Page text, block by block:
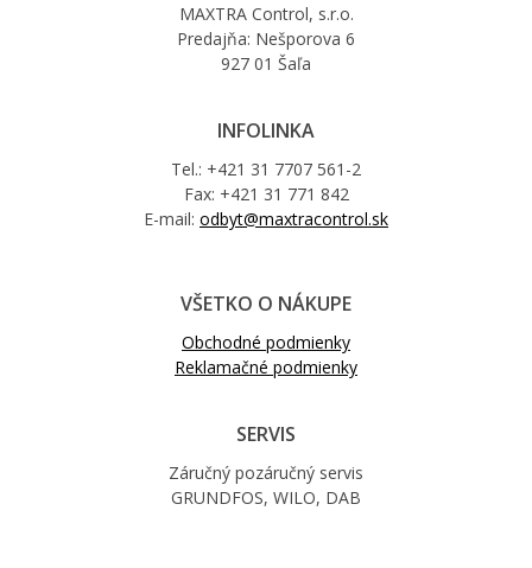
MAXTRA Control, s.r.o.
Predajňa: Nešporova 6
927 01 Šaľa
INFOLINKA
Tel.: +421 31 7707 561-2
Fax: +421 31 771 842
E-mail: odbyt@maxtracontrol.sk
VŠETKO O NÁKUPE
Obchodné podmienky
Reklamačné podmienky
SERVIS
Záručný pozáručný servis
GRUNDFOS, WILO, DAB